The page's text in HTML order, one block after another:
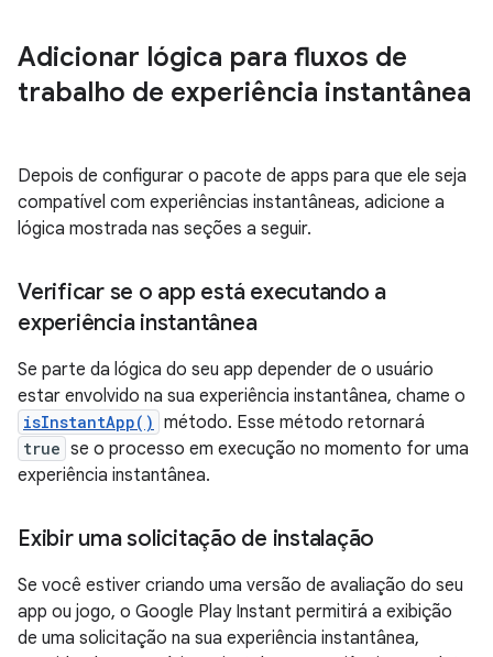
Adicionar lógica para fluxos de
trabalho de experiência instantânea
Depois de configurar o pacote de apps para que ele seja
compatível com experiências instantâneas, adicione a
lógica mostrada nas seções a seguir.
Verificar se o app está executando a
experiência instantânea
Se parte da lógica do seu app depender de o usuário
estar envolvido na sua experiência instantânea, chame o
isInstantApp() método. Esse método retornará
true se o processo em execução no momento for uma
experiência instantânea.
Exibir uma solicitação de instalação
Se você estiver criando uma versão de avaliação do seu
app ou jogo, o Google Play Instant permitirá a exibição
de uma solicitação na sua experiência instantânea,